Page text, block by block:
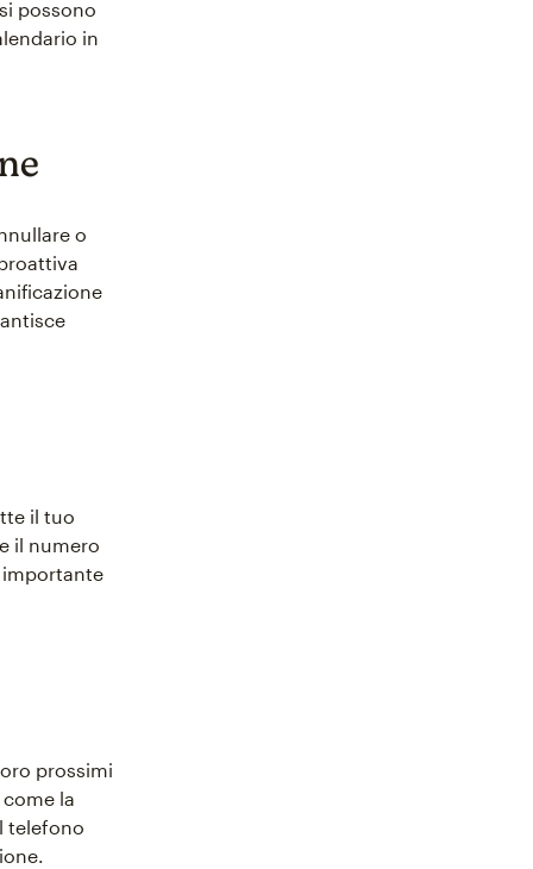
possono
in
o
il tuo
il numero
importante
prossimi
la
telefono